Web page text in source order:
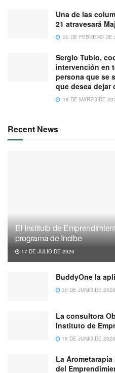
Una de las
21 atravesará
20 DE FEBRERO DE
Sergio Tubío,
intervención en
persona que se
que desea dejar
18 DE MARZO DE
Recent News
El Instituto de
programa de Incibe
17 DE JULIO DE 2026
BuddyOne la
30 DE JUNIO DE 2026
La consultora
Instituto de
15 DE JUNIO DE 2026
La
del